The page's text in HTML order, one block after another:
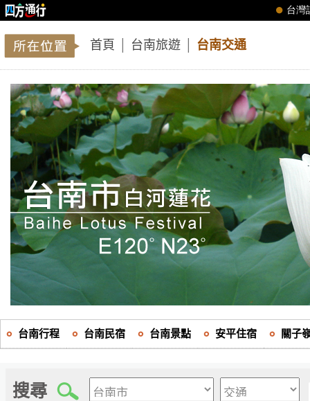
首頁 台南旅遊 台南交通
台南行程 台南民宿 台南景點 安平住宿 關子
搜尋